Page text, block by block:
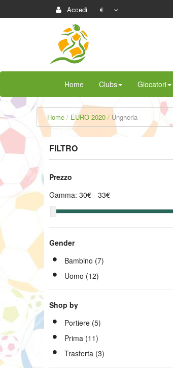
Accedi €
Home Clubs Giocatori
Home EURO 2020 Ungheria
FILTRO
Prezzo
Gamma: 30€ - 33€
Gender
Bambino (7)
Uomo (12)
Shop by
Portiere (5)
Prima (11)
Trasferta (3)